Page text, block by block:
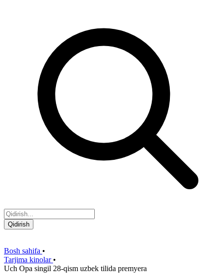
Qidirish
Bosh sahifa •
Tarjima kinolar •
Uch Opa singil 28-qism uzbek tilida premyera